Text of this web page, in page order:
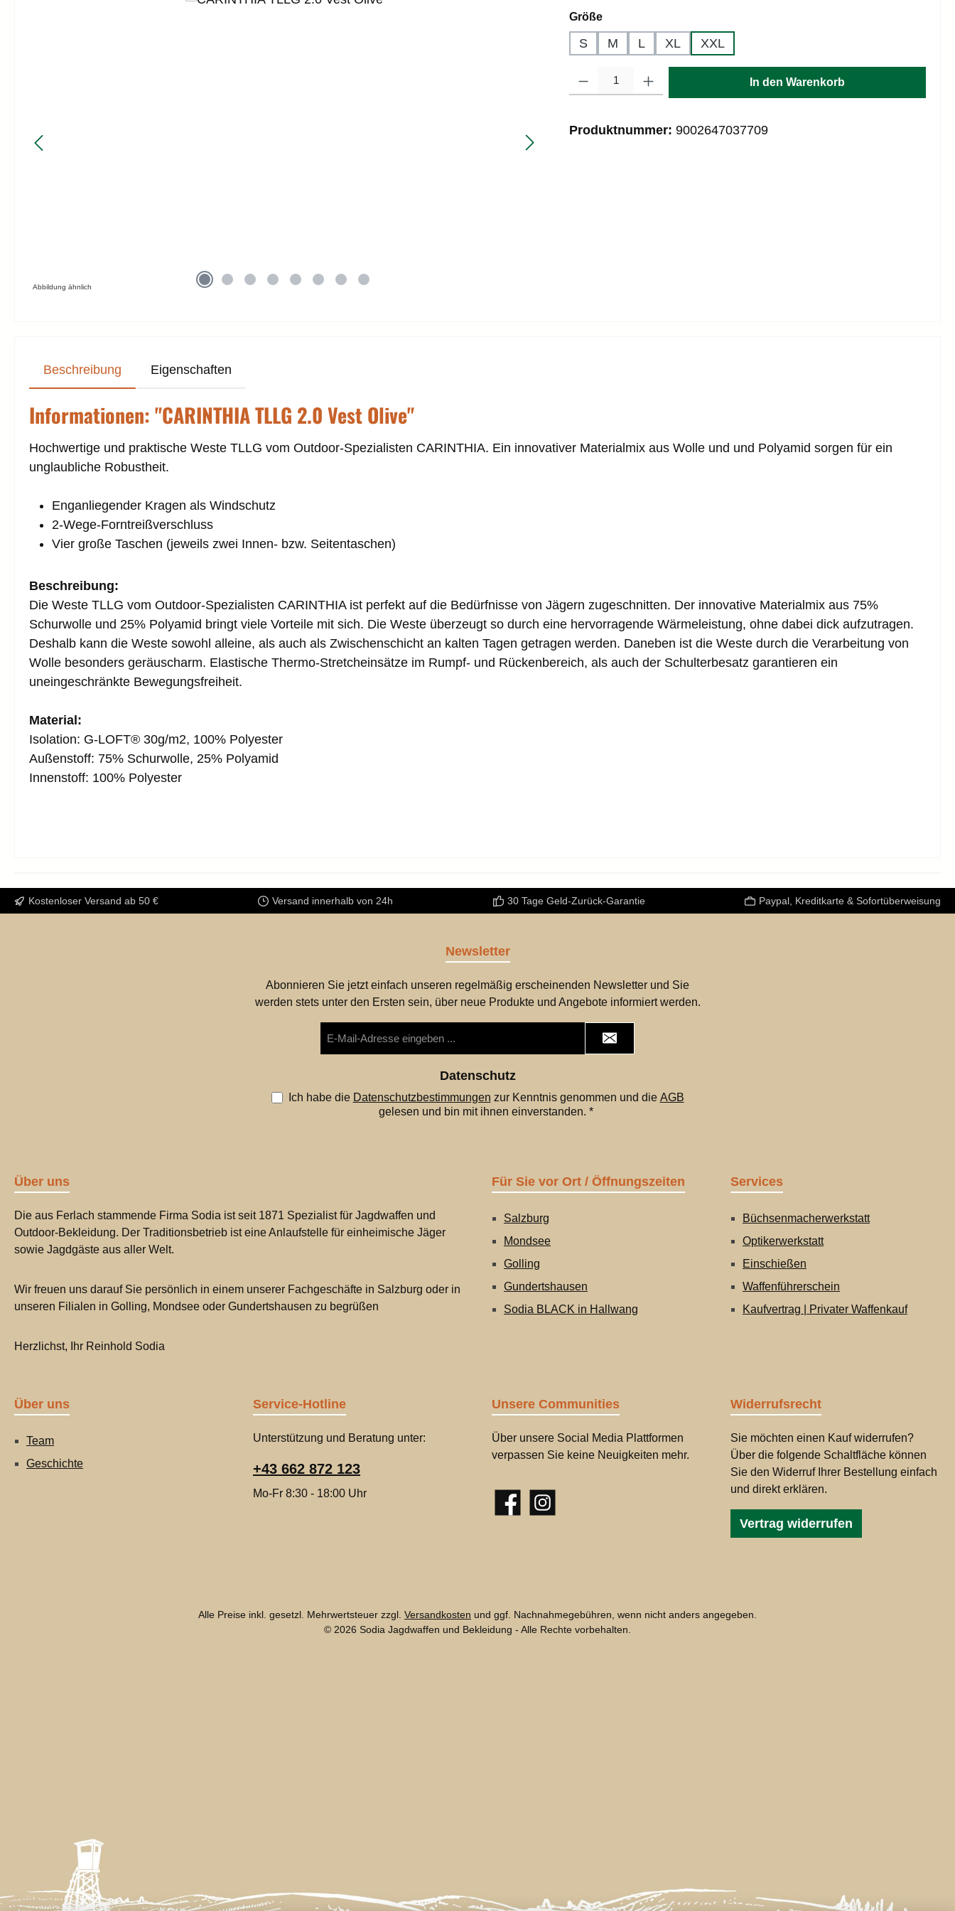
Abbildung ähnlich
Größeauswählen
S M L XL XXL
In den Warenkorb
Produktnummer: 9002647037709
Beschreibung Eigenschaften
Informationen: "CARINTHIA TLLG 2.0 Vest Olive"
Hochwertige und praktische Weste TLLG vom Outdoor-Spezialisten CARINTHIA. Ein innovativer Materialmix aus Wolle und und Polyamid sorgen für ein
unglaubliche Robustheit.
Enganliegender Kragen als Windschutz
2-Wege-Forntreißverschluss
Vier große Taschen (jeweils zwei Innen- bzw. Seitentaschen)
Beschreibung:
Die Weste TLLG vom Outdoor-Spezialisten CARINTHIA ist perfekt auf die Bedürfnisse von Jägern zugeschnitten. Der innovative Materialmix aus 75%
Schurwolle und 25% Polyamid bringt viele Vorteile mit sich. Die Weste überzeugt so durch eine hervorragende Wärmeleistung, ohne dabei dick aufzutragen.
Deshalb kann die Weste sowohl alleine, als auch als Zwischenschicht an kalten Tagen getragen werden. Daneben ist die Weste durch die Verarbeitung von
Wolle besonders geräuscharm. Elastische Thermo-Stretcheinsätze im Rumpf- und Rückenbereich, als auch der Schulterbesatz garantieren ein
uneingeschränkte Bewegungsfreiheit.
Material:
Isolation: G-LOFT® 30g/m2, 100% Polyester
Außenstoff: 75% Schurwolle, 25% Polyamid
Innenstoff: 100% Polyester
Kostenloser Versand ab 50 € Versand innerhalb von 24h 30 Tage Geld-Zurück-Garantie Paypal, Kreditkarte & Sofortüberweisung
Newsletter
Abonnieren Sie jetzt einfach unseren regelmäßig erscheinenden Newsletter und Sie
werden stets unter den Ersten sein, über neue Produkte und Angebote informiert werden.
Mail-
Datenschutz
Ich habe die Datenschutzbestimmungen zur Kenntnis genommen und die AGB
gelesen und bin mit ihnen einverstanden. *
Über uns
Die aus Ferlach stammende Firma Sodia ist seit 1871 Spezialist für Jagdwaffen und
Outdoor-Bekleidung. Der Traditionsbetrieb ist eine Anlaufstelle für einheimische Jäger
sowie Jagdgäste aus aller Welt.
Wir freuen uns darauf Sie persönlich in einem unserer Fachgeschäfte in Salzburg oder in
unseren Filialen in Golling, Mondsee oder Gundertshausen zu begrüßen
Herzlichst, Ihr Reinhold Sodia
Für Sie vor Ort / Öffnungszeiten
Salzburg
Mondsee
Golling
Gundertshausen
Sodia BLACK in Hallwang
Services
Büchsenmacherwerkstatt
Optikerwerkstatt
Einschießen
Waffenführerschein
Kaufvertrag | Privater Waffenkauf
Über uns
Team
Geschichte
Service-Hotline
Unterstützung und Beratung unter:
+43 662 872 123
Mo-Fr 8:30 - 18:00 Uhr
Unsere Communities
Über unsere Social Media Plattformen
verpassen Sie keine Neuigkeiten mehr.
FacebookInstagram
Widerrufsrecht
Sie möchten einen Kauf widerrufen?
Über die folgende Schaltfläche können
Sie den Widerruf Ihrer Bestellung einfach
und direkt erklären.
Vertrag widerrufen
Alle Preise inkl. gesetzl. Mehrwertsteuer zzgl. Versandkosten und ggf. Nachnahmegebühren, wenn nicht anders angegeben.
© 2026 Sodia Jagdwaffen und Bekleidung - Alle Rechte vorbehalten.